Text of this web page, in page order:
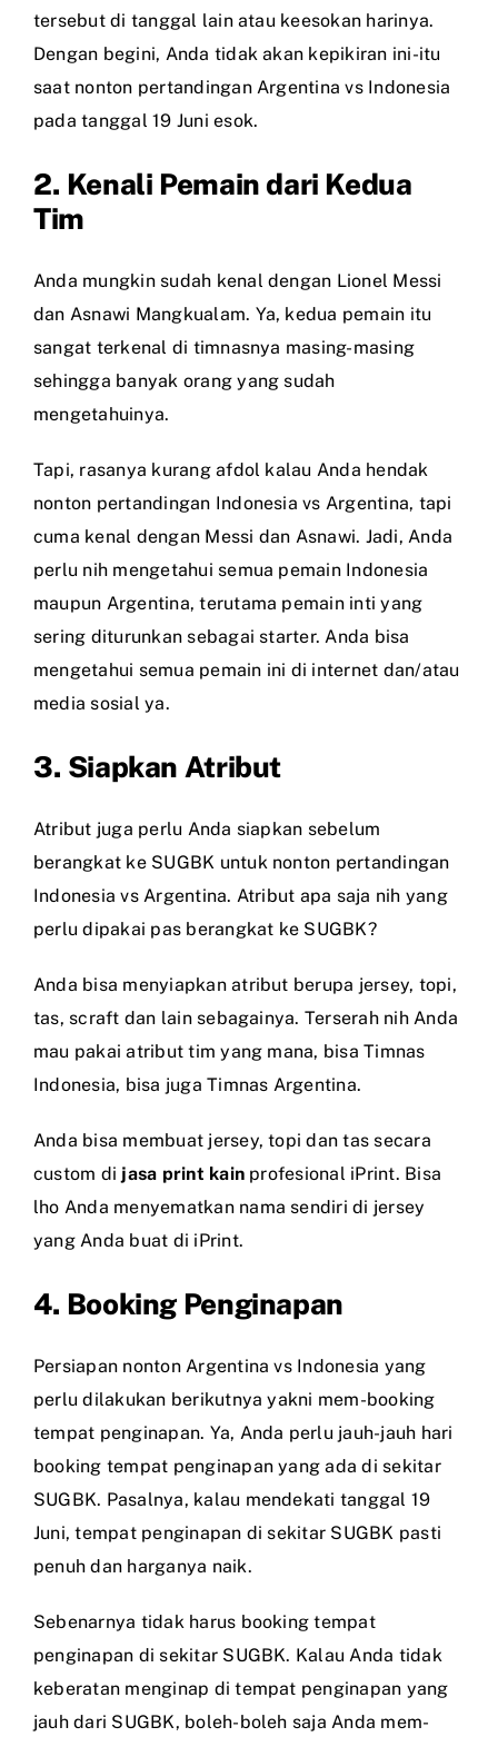
tersebut di tanggal lain atau keesokan harinya.
Dengan begini, Anda tidak akan kepikiran ini-itu
saat nonton pertandingan Argentina vs Indonesia
pada tanggal 19 Juni esok.
2. Kenali Pemain dari Kedua
Tim
Anda mungkin sudah kenal dengan Lionel Messi
dan Asnawi Mangkualam. Ya, kedua pemain itu
sangat terkenal di timnasnya masing-masing
sehingga banyak orang yang sudah
mengetahuinya.
Tapi, rasanya kurang afdol kalau Anda hendak
nonton pertandingan Indonesia vs Argentina, tapi
cuma kenal dengan Messi dan Asnawi. Jadi, Anda
perlu nih mengetahui semua pemain Indonesia
maupun Argentina, terutama pemain inti yang
sering diturunkan sebagai starter. Anda bisa
mengetahui semua pemain ini di internet dan/atau
media sosial ya.
3. Siapkan Atribut
Atribut juga perlu Anda siapkan sebelum
berangkat ke SUGBK untuk nonton pertandingan
Indonesia vs Argentina. Atribut apa saja nih yang
perlu dipakai pas berangkat ke SUGBK?
Anda bisa menyiapkan atribut berupa jersey, topi,
tas, scraft dan lain sebagainya. Terserah nih Anda
mau pakai atribut tim yang mana, bisa Timnas
Indonesia, bisa juga Timnas Argentina.
Anda bisa membuat jersey, topi dan tas secara
custom di jasa print kain profesional iPrint. Bisa
lho Anda menyematkan nama sendiri di jersey
yang Anda buat di iPrint.
4. Booking Penginapan
Persiapan nonton Argentina vs Indonesia yang
perlu dilakukan berikutnya yakni mem-booking
tempat penginapan. Ya, Anda perlu jauh-jauh hari
booking tempat penginapan yang ada di sekitar
SUGBK. Pasalnya, kalau mendekati tanggal 19
Juni, tempat penginapan di sekitar SUGBK pasti
penuh dan harganya naik.
Sebenarnya tidak harus booking tempat
penginapan di sekitar SUGBK. Kalau Anda tidak
keberatan menginap di tempat penginapan yang
jauh dari SUGBK, boleh-boleh saja Anda mem-